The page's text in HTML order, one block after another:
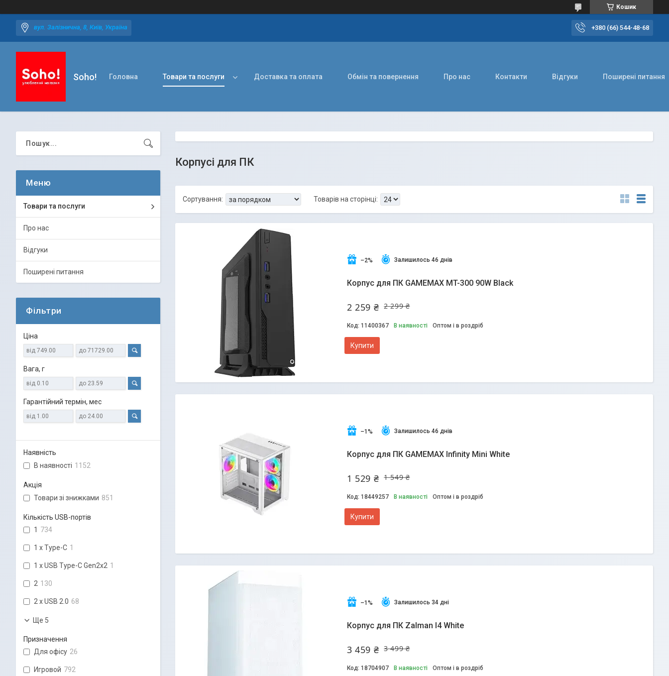
Кошик
вул. Залізнична, 8, Київ, Україна +380 (66) 544-48-68
Soho! Головна Товари та послуги Доставка та оплата Обмін та повернення Про нас Контакти Відгуки Поширені питання
Корпусі для ПК
–2% Залишилось 46 днів
Корпус для ПК GAMEMAX MT-300 90W Black
2 299 ₴
2 259 ₴
11400367 В наявності Оптом і в роздріб
Купити
–1% Залишилось 46 днів
Корпус для ПК GAMEMAX Infinity Mini White
1 549 ₴
1 529 ₴
18449257 В наявності Оптом і в роздріб
Купити
–1% Залишилось 34 дні
Корпус для ПК Zalman I4 White
3 499 ₴
3 459 ₴
18704907 В наявності Оптом і в роздріб
Товари та послуги
Про нас
Відгуки
Поширені питання
Фільтри
Ціна
Вага, г
Гарантійний термін, мес
Наявність
В наявності 1152
Акція
Товари зі знижками 851
Кількість USB-портів
1 734
1 x Type-C 1
1 x USB Type-C Gen2x2 1
2 130
2 x USB 2.0 68
Ще 5
Призначення
Для офісу 26
Игровой 792